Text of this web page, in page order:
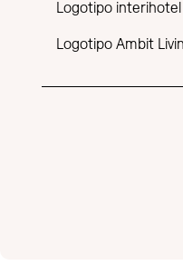
Logotipo interihotel
Logotipo Ambit